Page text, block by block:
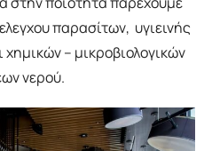
παρασίτων, υγιεινής
– μικροβιολογικών
νερού.